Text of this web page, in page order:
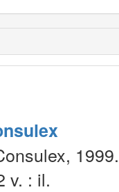
1999.
v. : il.